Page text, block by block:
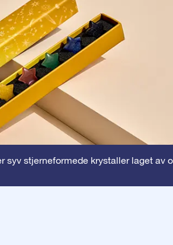
syv stjerneformede krystaller laget av